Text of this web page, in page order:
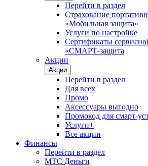
Перейти в раздел
Страхование
«Мобильная защита»
Услуги по настройке
Сертификаты
«СМАРТ-защита
Акции
Акции
Перейти в раздел
Для всех
Промо
Аксессуары выгодно
Промокод для смарт-
Услуги+
Все акции
Финансы
Перейти в раздел
МТС Деньги